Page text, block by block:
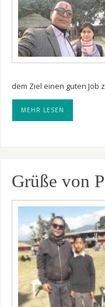
dem Ziel einen guten Job
MEHR LESEN
Grüße von